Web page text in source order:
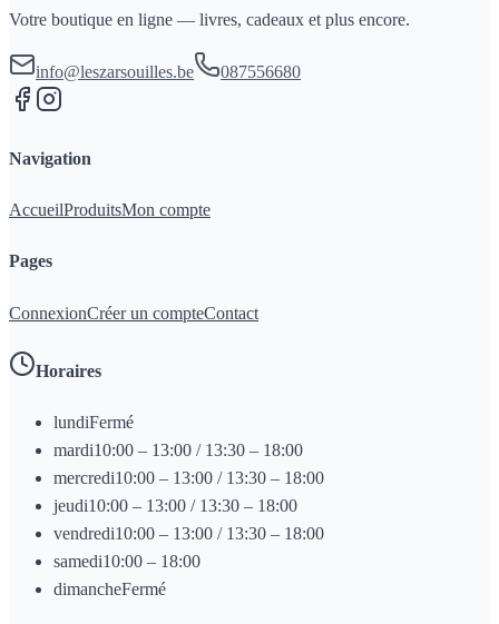
Votre boutique en ligne — livres, cadeaux et plus encore.
info@leszarsouilles.be 087556680
Navigation
AccueilProduitsMon compte
Pages
ConnexionCréer un compteContact
Horaires
lundiFermé
mardi10:00 – 13:00 / 13:30 – 18:00
mercredi10:00 – 13:00 / 13:30 – 18:00
jeudi10:00 – 13:00 / 13:30 – 18:00
vendredi10:00 – 13:00 / 13:30 – 18:00
samedi10:00 – 18:00
dimancheFermé